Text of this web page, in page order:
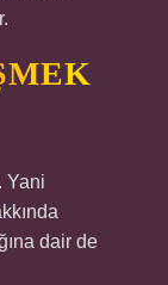
Yani
dair de